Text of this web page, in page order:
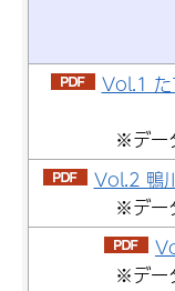
Vol.1
※デー
Vol.2 鴨
※デー
※デー